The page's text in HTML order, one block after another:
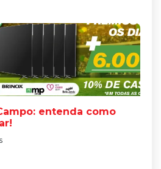
entenda como